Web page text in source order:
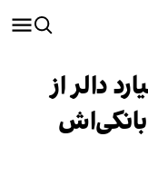
۲۲ میلیارد دالر از